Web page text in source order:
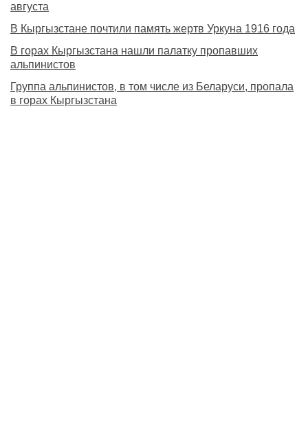
августа
В Кыргызстане почтили память жертв Уркуна 1916 года
В горах Кыргызстана нашли палатку пропавших
альпинистов
Группа альпинистов, в том числе из Беларуси, пропала
в горах Кыргызстана